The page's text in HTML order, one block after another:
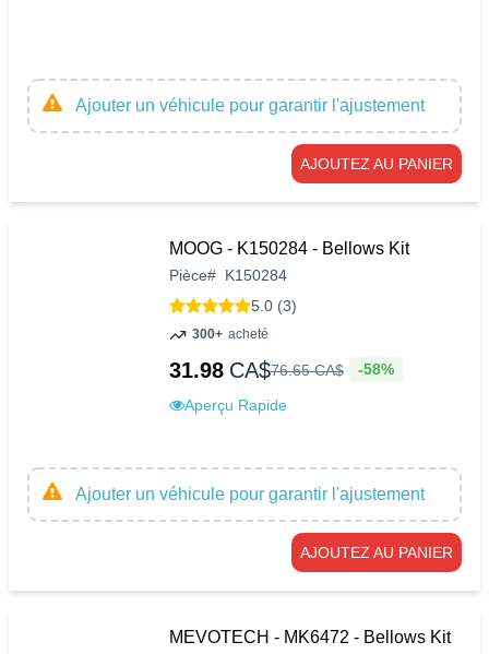
Ajouter un véhicule pour garantir l'ajustement
AJOUTEZ AU PANIER
MOOG - K150284 - Bellows Kit
Pièce# K150284
5.0 (3)
300+ acheté
31.98 CA$76.65CA$ -58%
Aperçu Rapide
Ajouter un véhicule pour garantir l'ajustement
AJOUTEZ AU PANIER
MEVOTECH - MK6472 - Bellows Kit